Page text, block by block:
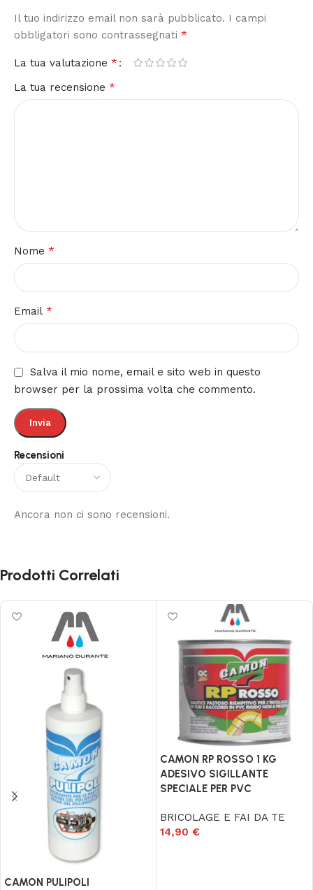
Recensioni
Ancora non ci sono recensioni.
Il tuo indirizzo email non sarà pubblicato. I campi
obbligatori sono contrassegnati *
La tua valutazione *
La tua recensione *
Nome *
Email *
Salva il mio nome, email e sito web in questo
browser per la prossima volta che commento.
Prodotti Correlati
CAMON PULIPOLI
CAMON RP ROSSO 1 KG
ADESIVO SIGILLANTE
SPECIALE PER PVC
BRICOLAGE E FAI DA TE
14,90 €